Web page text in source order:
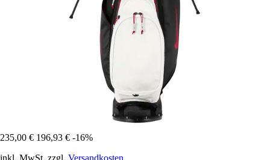
235,00 € 196,93 € -16%
inkl. MwSt. zzgl. Versandkosten